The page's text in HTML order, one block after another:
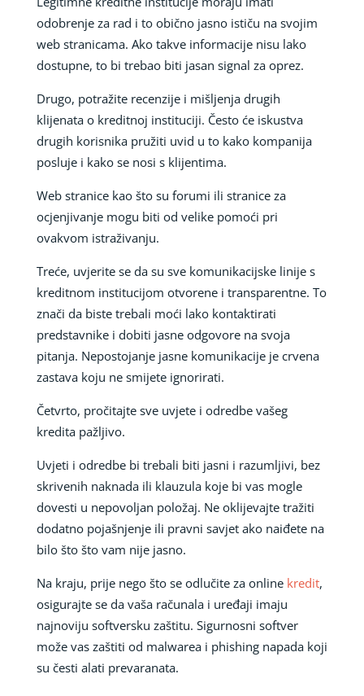
odobrenje za rad i to obično jasno ističu na svojim
web stranicama. Ako takve informacije nisu lako
dostupne, to bi trebao biti jasan signal za oprez.
Drugo, potražite recenzije i mišljenja drugih
klijenata o kreditnoj instituciji. Često će iskustva
drugih korisnika pružiti uvid u to kako kompanija
posluje i kako se nosi s klijentima.
Web stranice kao što su forumi ili stranice za
ocjenjivanje mogu biti od velike pomoći pri
ovakvom istraživanju.
Treće, uvjerite se da su sve komunikacijske linije s
kreditnom institucijom otvorene i transparentne. To
znači da biste trebali moći lako kontaktirati
predstavnike i dobiti jasne odgovore na svoja
pitanja. Nepostojanje jasne komunikacije je crvena
zastava koju ne smijete ignorirati.
Četvrto, pročitajte sve uvjete i odredbe vašeg
kredita pažljivo.
Uvjeti i odredbe bi trebali biti jasni i razumljivi, bez
skrivenih naknada ili klauzula koje bi vas mogle
dovesti u nepovoljan položaj. Ne oklijevajte tražiti
dodatno pojašnjenje ili pravni savjet ako naiđete na
bilo što što vam nije jasno.
Na kraju, prije nego što se odlučite za online kredit,
osigurajte se da vaša računala i uređaji imaju
najnoviju softversku zaštitu. Sigurnosni softver
može vas zaštiti od malwarea i phishing napada koji
su česti alati prevaranata.